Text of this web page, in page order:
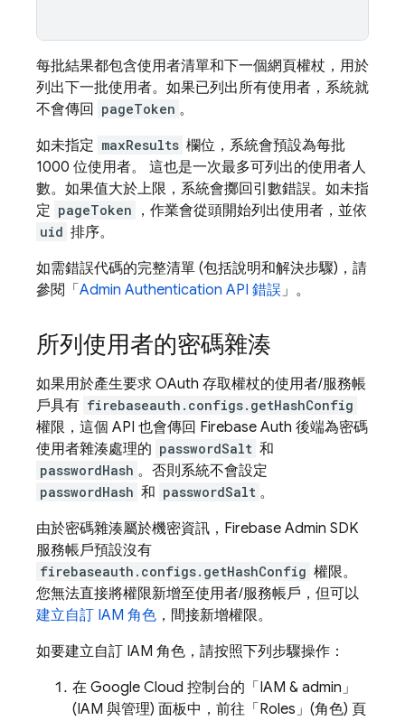
每批結果都包含使用者清單和下一個網頁權杖，用於
列出下一批使用者。如果已列出所有使用者，系統就
不會傳回
pageToken 。
如未指定 maxResults 欄位，系統會預設為每批
1000 位使用者。 這也是一次最多可列出的使用者人
數。如果值大於上限，系統會擲回引數錯誤。如未指
定 pageToken ，作業會從頭開始列出使用者，並依
uid 排序。
如需錯誤代碼的完整清單 (包括說明和解決步驟)，請
參閱「 Admin Authentication API 錯誤」。
所列使用者的密碼雜湊
如果用於產生要求 OAuth 存取權杖的使用者/服務帳
戶具有 firebaseauth.configs.getHashConfig
權限，這個 API 也會傳回 Firebase Auth 後端為密碼
使用者雜湊處理的 passwordSalt 和
passwordHash 。否則系統不會設定
passwordHash 和 passwordSalt 。
由於密碼雜湊屬於機密資訊，Firebase Admin SDK
服務帳戶預設沒有
firebaseauth.configs.getHashConfig 權限。
您無法直接將權限新增至使用者/服務帳戶，但可以
建立自訂 IAM 角色 ，間接新增權限。
如要建立自訂 IAM 角色，請按照下列步驟操作：
在 Google Cloud 控制台的「IAM & admin」
(IAM 與管理) 面板中，前往「Roles」(角色) 頁